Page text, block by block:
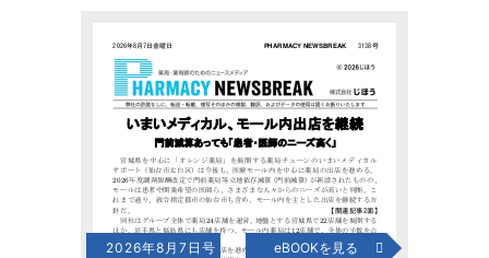
2026年8月7日号 eBOOKを見る